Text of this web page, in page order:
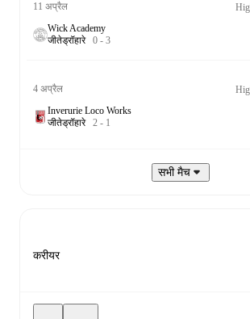
11 अप्रैल
Wick Academy
जीतेड्रॉहारे 0 - 3
4 अप्रैल
Inverurie Loco Works
जीतेड्रॉहारे 2 - 1
सभी मैच
करीयर